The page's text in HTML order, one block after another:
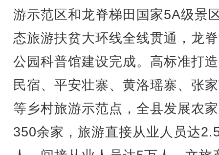
游示范区和龙脊梯田国家5A级景
态旅游扶贫大环线全线贯通，龙
公园科普馆建设完成。高标准打
民宿、平安壮寨、黄洛瑶寨、张
等乡村旅游示范点，全县发展农
350余家，旅游直接从业人员达